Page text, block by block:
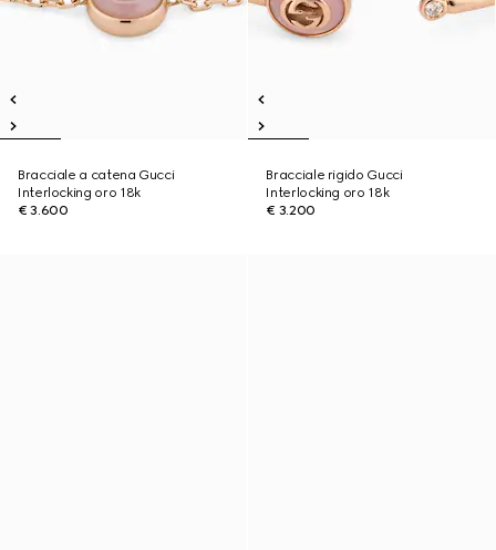
Bracciale a catena Gucci
Interlocking oro 18k
€ 3.600
Bracciale rigido Gucci
Interlocking oro 18k
€ 3.200